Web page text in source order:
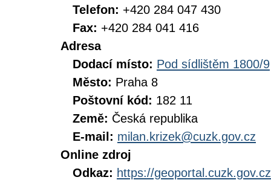
Telefon: +420 284 047 430
Fax: +420 284 041 416
Adresa
Dodací místo: Pod sídlištěm 1800/9
Město: Praha 8
Poštovní kód: 182 11
Země: Česká republika
E-mail: milan.krizek@cuzk.gov.cz
Online zdroj
Odkaz: https://geoportal.cuzk.gov.cz